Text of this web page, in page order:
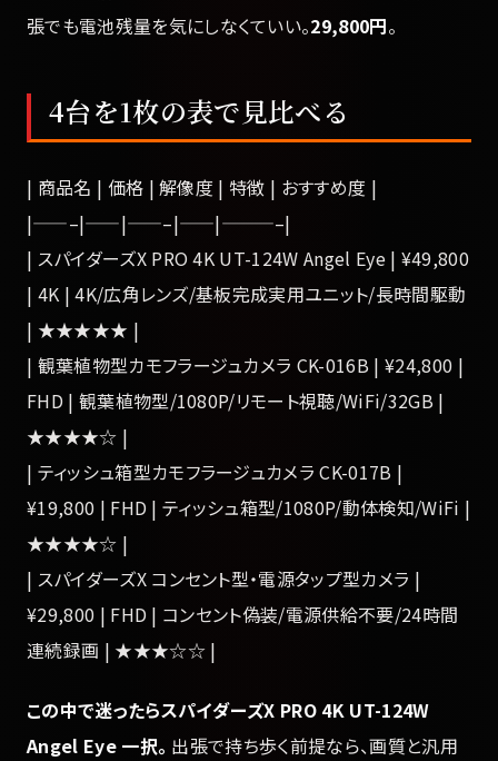
張でも電池残量を気にしなくていい。29,800円。
4台を1枚の表で見比べる
| 商品名 | 価格 | 解像度 | 特徴 | おすすめ度 |
|——–|——|——–|——|———–|
| スパイダーズX PRO 4K UT-124W Angel Eye | ¥49,800
| 4K | 4K/広角レンズ/基板完成実用ユニット/長時間駆動
| ★★★★★ |
| 観葉植物型カモフラージュカメラ CK-016B | ¥24,800 |
FHD | 観葉植物型/1080P/リモート視聴/WiFi/32GB |
★★★★☆ |
| ティッシュ箱型カモフラージュカメラ CK-017B |
¥19,800 | FHD | ティッシュ箱型/1080P/動体検知/WiFi |
★★★★☆ |
| スパイダーズX コンセント型・電源タップ型カメラ |
¥29,800 | FHD | コンセント偽装/電源供給不要/24時間
連続録画 | ★★★☆☆ |
この中で迷ったらスパイダーズX PRO 4K UT-124W
Angel Eye 一択。 出張で持ち歩く前提なら、画質と汎用